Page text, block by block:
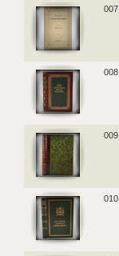
007
008
009
010